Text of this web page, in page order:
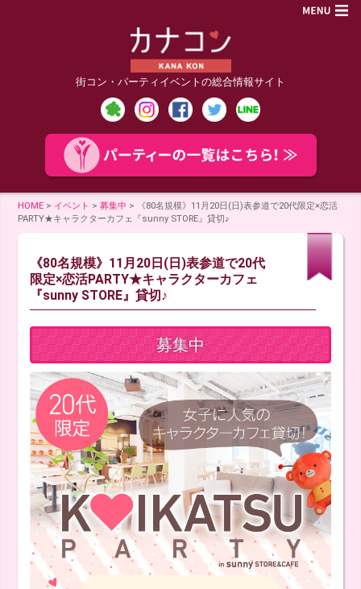
街コン・パーティイベントの総合情報サイト
HOME > イベント >募集中 >
《80名規模》11月20日(日)表参道で20代限定×恋活
PARTY★キャラクターカフェ『sunny STORE』貸切♪
《80名規模》11月20日(日)表参道で20代
限定×恋活PARTY★キャラクターカフェ
『sunny STORE』貸切♪
募集中